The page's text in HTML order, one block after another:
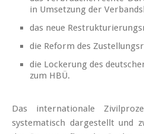
in Umsetzung der
das neue
die Reform des
die Lockerung des
zum HBÜ.
Das internationale
systematisch dargestellt und